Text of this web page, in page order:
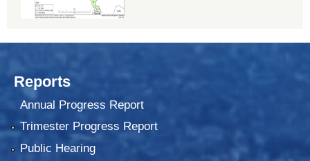
Reports
Annual Progress Report
Trimester Progress Report
Public Hearing